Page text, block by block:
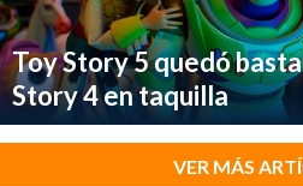
Toy Story 5 quedó
Story 4 en taquilla
VER MÁS